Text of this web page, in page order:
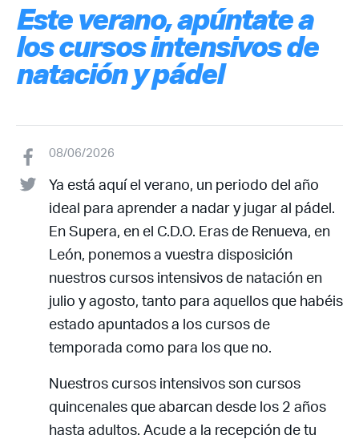
Este verano, apúntate a
los cursos intensivos de
natación y pádel
08/06/2026
Ya está aquí el verano, un periodo del año
ideal para aprender a nadar y jugar al pádel.
En Supera, en el C.D.O. Eras de Renueva, en
León, ponemos a vuestra disposición
nuestros cursos intensivos de natación en
julio y agosto, tanto para aquellos que habéis
estado apuntados a los cursos de
temporada como para los que no.
Nuestros cursos intensivos son cursos
quincenales que abarcan desde los 2 años
hasta adultos. Acude a la recepción de tu